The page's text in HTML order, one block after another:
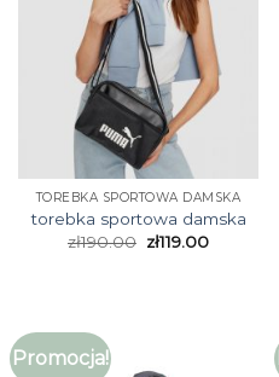
TOREBKA SPORTOWA DAMSKA
torebka sportowa damska
zł190.00 zł119.00
Promocja!